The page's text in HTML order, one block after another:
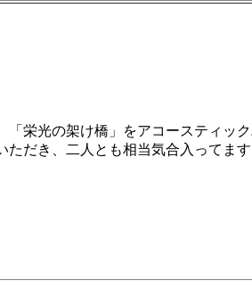
栄光の架け橋」をアコースティック
だき、二人とも相当気合入ってます